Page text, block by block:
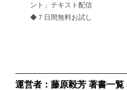
ント」テキスト配信
◆７日間無料お試し
運営者：藤原毅芳 著書一覧